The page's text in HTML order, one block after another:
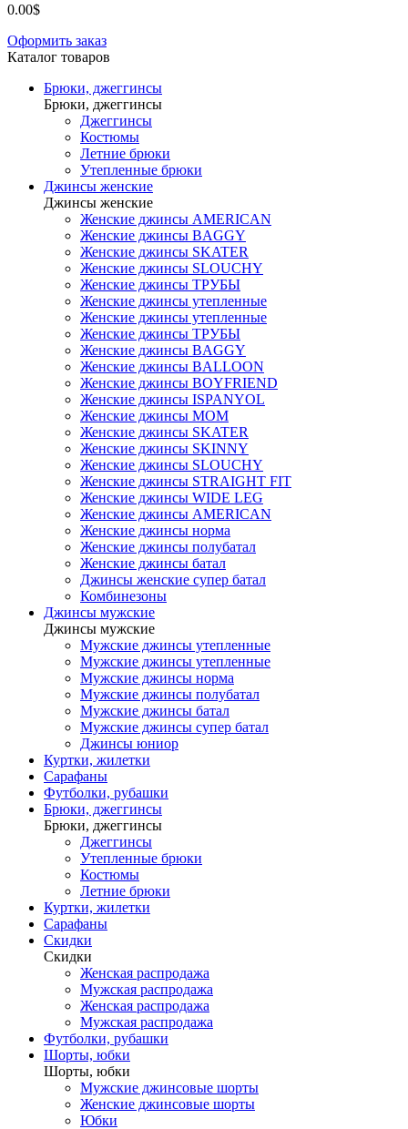
0.00$
Оформить заказ
Каталог товаров
Брюки, джеггинсы
Брюки, джеггинсы
Джеггинсы
Костюмы
Летние брюки
Утепленные брюки
Джинсы женские
Джинсы женские
Женские джинсы AMERICAN
Женские джинсы BAGGY
Женские джинсы SKATER
Женские джинсы SLOUCHY
Женские джинсы ТРУБЫ
Женские джинсы утепленные
Женские джинсы утепленные
Женские джинсы ТРУБЫ
Женские джинсы BAGGY
Женские джинсы BALLOON
Женские джинсы BOYFRIEND
Женские джинсы ISPANYOL
Женские джинсы МОМ
Женские джинсы SKATER
Женские джинсы SKINNY
Женские джинсы SLOUCHY
Женские джинсы STRAIGHT FIT
Женские джинсы WIDE LEG
Женские джинсы AMERICAN
Женские джинсы норма
Женские джинсы полубатал
Женские джинсы батал
Джинсы женские супер батал
Комбинезоны
Джинсы мужские
Джинсы мужские
Мужские джинсы утепленные
Мужские джинсы утепленные
Мужские джинсы норма
Мужские джинсы полубатал
Мужские джинсы батал
Мужские джинсы супер батал
Джинсы юниор
Куртки, жилетки
Сарафаны
Футболки, рубашки
Брюки, джеггинсы
Брюки, джеггинсы
Джеггинсы
Утепленные брюки
Костюмы
Летние брюки
Куртки, жилетки
Сарафаны
Скидки
Скидки
Женская распродажа
Мужская распродажа
Женская распродажа
Мужская распродажа
Футболки, рубашки
Шорты, юбки
Шорты, юбки
Мужские джинсовые шорты
Женские джинсовые шорты
Юбки